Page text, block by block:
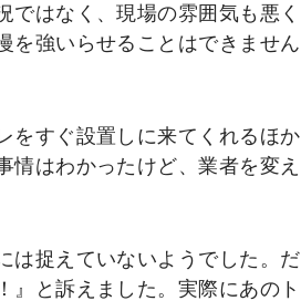
ではなく、現場の雰囲気も悪く
を強いらせることはできません
をすぐ設置しに来てくれるほか
はわかったけど、業者を変え
は捉えていないようでした。だ
』と訴えました。実際にあのト